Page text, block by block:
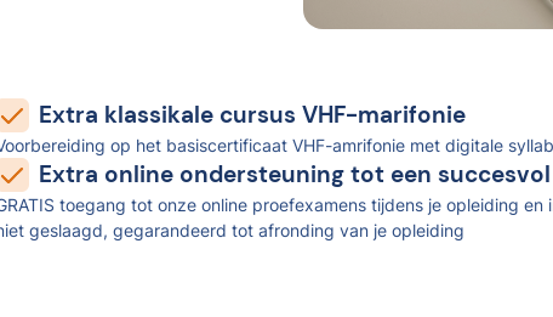
Extra klassikale cursus VHF-marifonie
op het basiscertificaat VHF-amrifonie met digitale
Extra online ondersteuning tot een
toegang tot onze online proefexamens tijdens je opleiding en
geslaagd, gegarandeerd tot afronding van je opleiding